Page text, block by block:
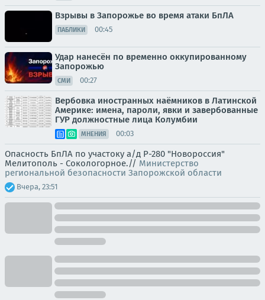
Взрывы в Запорожье во время атаки БпЛА
ПАБЛИКИ 00:45
Удар нанесён по временно оккупированному
Запорожью
СМИ 00:27
Вербовка иностранных наёмников в Латинской
Америке: имена, пароли, явки и завербованные
ГУР должностные лица Колумбии
МНЕНИЯ 00:03
Опасность БпЛА по участоку а/д Р-280 "Новороссия"
Мелитополь - Сокологорное.// Министерство
региональной безопасности Запорожской области
Вчера, 23:51